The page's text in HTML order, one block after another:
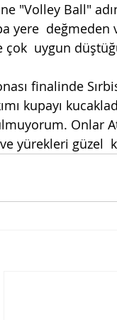
"Volley Ball"
yere
uygun
finalinde
kupayı
Onlar
yürekleri güzel